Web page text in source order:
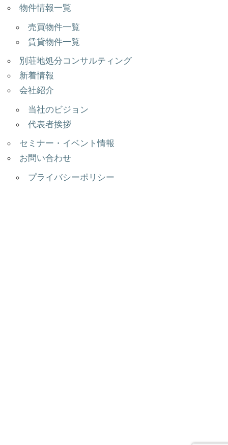
物件情報一覧
売買物件一覧
賃貸物件一覧
別荘地処分コンサルティング
新着情報
会社紹介
当社のビジョン
代表者挨拶
セミナー・イベント情報
お問い合わせ
プライバシーポリシー